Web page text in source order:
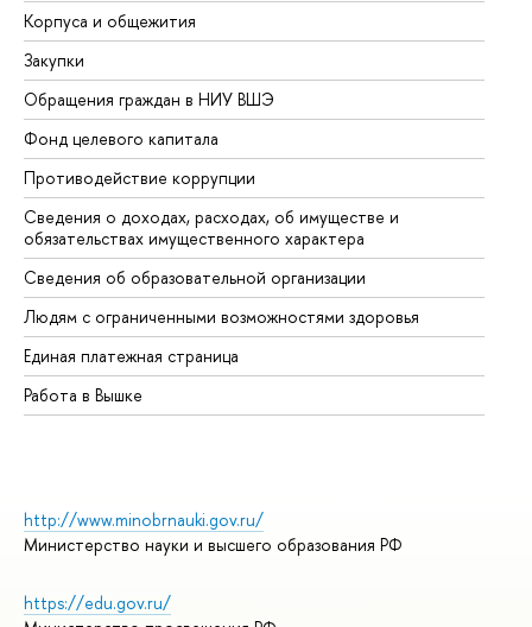
Корпуса и общежития
Закупки
Обращения граждан в НИУ ВШЭ
Фонд целевого капитала
Противодействие коррупции
Сведения о доходах, расходах, об имуществе и
обязательствах имущественного характера
Сведения об образовательной организации
Людям с ограниченными возможностями здоровья
Единая платежная страница
Работа в Вышке
http://www.minobrnauki.gov.ru/
Министерство науки и высшего образования РФ
https://edu.gov.ru/